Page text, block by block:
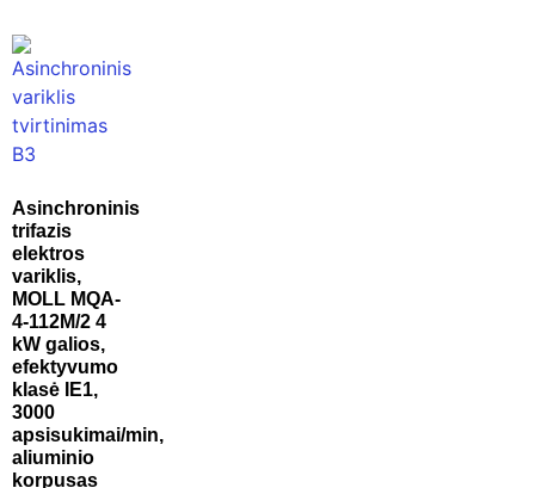
Asinchroninis
trifazis
elektros
variklis,
MOLL MQA-
4-112M/2 4
kW galios,
efektyvumo
klasė IE1,
3000
apsisukimai/min,
aliuminio
korpusas